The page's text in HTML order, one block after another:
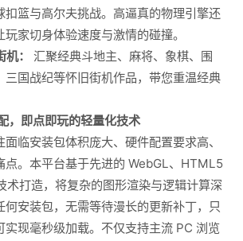
扣篮与高尔夫挑战。高逼真的物理引擎还
家切身体验速度与激情的碰撞。
：
汇聚经典斗地主、麻将、象棋、围
三国战纪等怀旧街机作品，带您重温经典
，即点即玩的轻量化技术
临安装包体积庞大、硬件配置要求高、
点。本平台基于先进的 WebGL、HTML5
术打造，将复杂的图形渲染与逻辑计算深
何安装包，无需等待漫长的更新补丁，只
实现毫秒级加载。不仅支持主流 PC 浏览